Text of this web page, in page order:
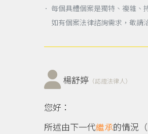
． 每個具體個案是獨特、複雜
如有個案法律諮詢需求，敬請
楊舒婷 （認證法律人）
您好：
所述由下一代繼承的情況